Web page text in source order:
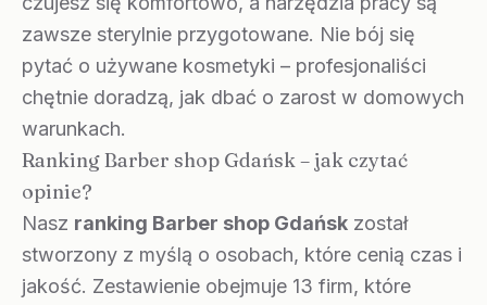
zawsze sterylnie przygotowane. Nie bój się
pytać o używane kosmetyki – profesjonaliści
chętnie doradzą, jak dbać o zarost w domowych
warunkach.
Ranking Barber shop Gdańsk – jak czytać
opinie?
Nasz ranking Barber shop Gdańsk został
stworzony z myślą o osobach, które cenią czas i
jakość. Zestawienie obejmuje 13 firm, które